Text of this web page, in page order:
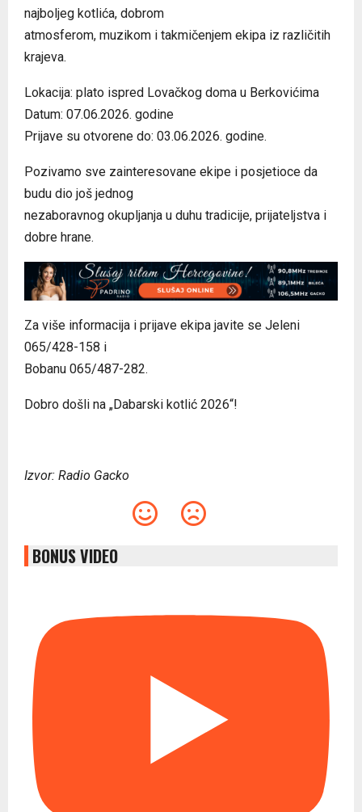
najboljeg kotlića, dobrom
atmosferom, muzikom i takmičenjem ekipa iz različitih
krajeva.
Lokacija: plato ispred Lovačkog doma u Berkovićima
Datum: 07.06.2026. godine
Prijave su otvorene do: 03.06.2026. godine.
Pozivamo sve zainteresovane ekipe i posjetioce da
budu dio još jednog
nezaboravnog okupljanja u duhu tradicije, prijateljstva i
dobre hrane.
Za više informacija i prijave ekipa javite se Jeleni
065/428-158 i
Bobanu 065/487-282.
Dobro došli na „Dabarski kotlić 2026“!
Izvor: Radio Gacko
BONUS VIDEO